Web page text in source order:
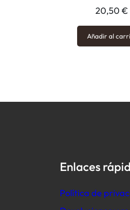
20,50 €
Añadir al
Enlaces
Política de